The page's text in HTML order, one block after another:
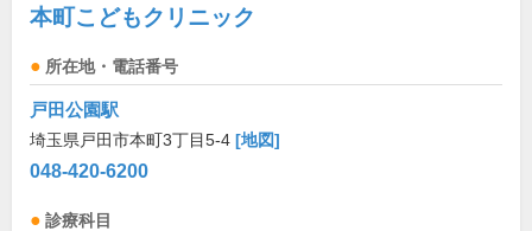
本町こどもクリニック
所在地・電話番号
戸田公園駅
埼玉県戸田市本町3丁目5-4 [地図]
048-420-6200
診療科目